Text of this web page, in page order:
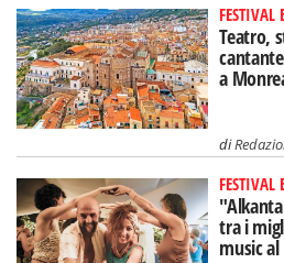
FESTIVAL
Teatro,
a
di
FESTIVAL
tra i
music